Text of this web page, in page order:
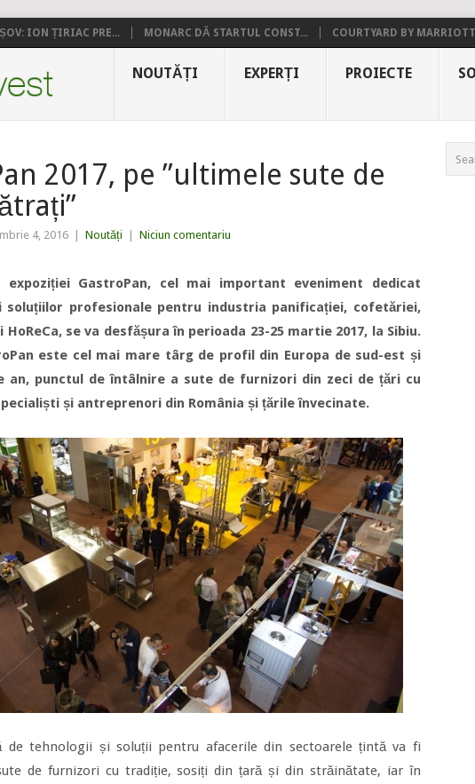
ION ȚIRIAC PRE... MONARC DĂ STARTUL CONST... COURTYARD BY
NOUTĂȚI EXPERȚI PROIECTE
2017, pe ”ultimele sute de
4, 2016 Noutăți Niciun comentariu
GastroPan, cel mai important eveniment dedicat
soluțiilor profesionale pentru industria panificației, cofetăriei,
se va desfășura în perioada 23-25 martie 2017, la Sibiu.
este cel mai mare târg de profil din Europa de sud-est și
an, punctul de întâlnire a sute de furnizori din zeci de țări cu
și antreprenori din România și țările învecinate.
de tehnologii și soluții pentru afacerile din sectoarele țintă va fi
de furnizori cu tradiție, sosiți din țară și din străinătate, iar în